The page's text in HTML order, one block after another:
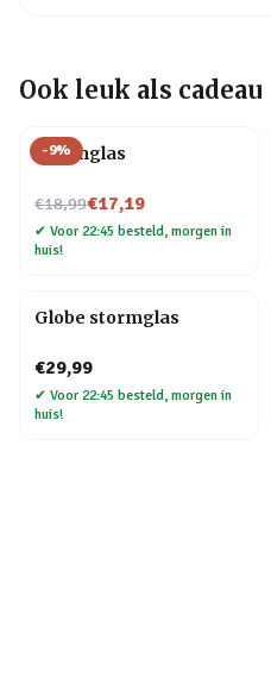
Ook leuk als cadeau
-9%
Stormglas
€18,99
Nu voor€17,19
✔ Voor 22:45 besteld, morgen in
huis!
Globe stormglas
€29,99
✔ Voor 22:45 besteld, morgen in
huis!